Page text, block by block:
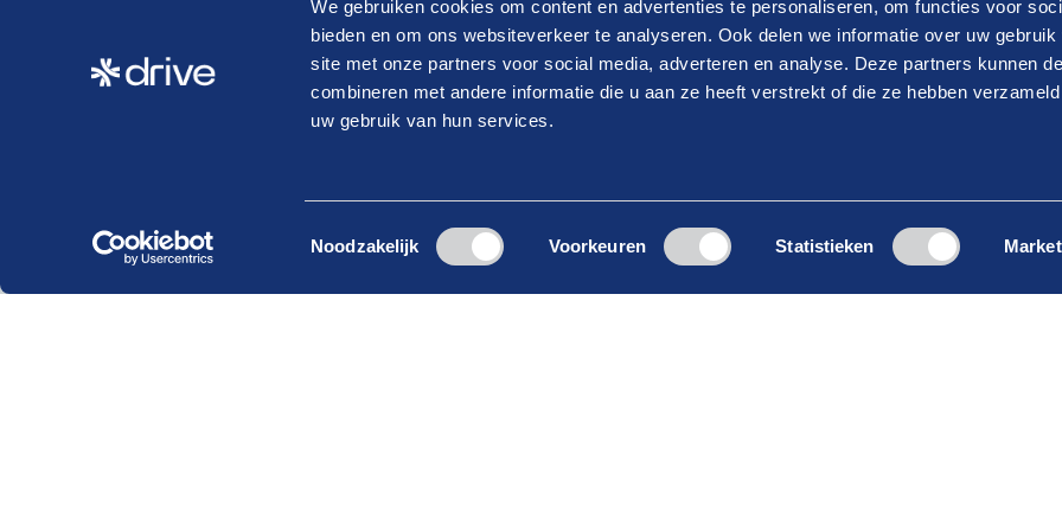
We gebruiken cookies om content en advertenties te personaliseren, om functies voor
bieden en om ons websiteverkeer te analyseren. Ook delen we informatie over uw gebruik
site met onze partners voor social media, adverteren en analyse. Deze partners kunnen
combineren met andere informatie die u aan ze heeft verstrekt of die ze hebben
uw gebruik van hun services.
Toestemmingsselectie
Noodzakelijk Voorkeuren Statistieken
Is er binnen jouw organisatie
nog geen vertrouwenspersoon?
07-08-2026
Drive Connect Special ‘Van liters
naar kWh’
Blijf op de hoogte van actueel branchenieuws.
Schrijf je in voor onze nieuwsbrief!
Ga snel naar